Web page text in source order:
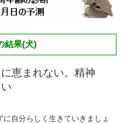
結果(犬)
恵まれない。精神
自分らしく生きていきましょ